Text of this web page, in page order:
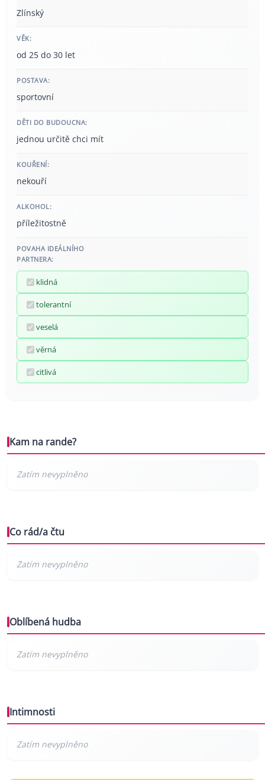
Zlínský
VĚK:
od 25 do 30 let
POSTAVA:
sportovní
DĚTI DO BUDOUCNA:
jednou určitě chci mít
KOUŘENÍ:
nekouří
ALKOHOL:
příležitostně
POVAHA IDEÁLNÍHO
PARTNERA:
klidná
tolerantní
veselá
věrná
citlivá
Kam na rande?
Co rád/a čtu
Oblíbená hudba
Intimnosti